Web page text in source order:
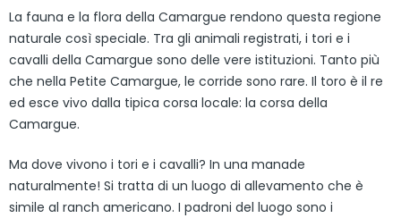
La fauna e la flora della Camargue rendono questa regione
naturale così speciale. Tra gli animali registrati, i tori e i
cavalli della Camargue sono delle vere istituzioni. Tanto più
che nella Petite Camargue, le corride sono rare. Il toro è il re
ed esce vivo dalla tipica corsa locale: la corsa della
Camargue.
Ma dove vivono i tori e i cavalli? In una manade
naturalmente! Si tratta di un luogo di allevamento che è
simile al ranch americano. I padroni del luogo sono i